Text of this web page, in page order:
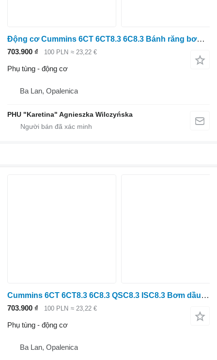
Động cơ Cummins 6CT 6CT8.3 6C8.3 Bánh răng bơm phun 3931380 dành cho Massey Ferguson
703.900 ₫ 100 PLN ≈ 23,22 €
Phụ tùng - động cơ
Ba Lan, Opalenica
PHU "Karetina" Agnieszka Wilczyńska
Cummins 6CT 6CT8.3 6C8.3 QSC8.3 ISC8.3 Bơm dầu động cơ 5449240
703.900 ₫ 100 PLN ≈ 23,22 €
Phụ tùng - động cơ
Ba Lan, Opalenica